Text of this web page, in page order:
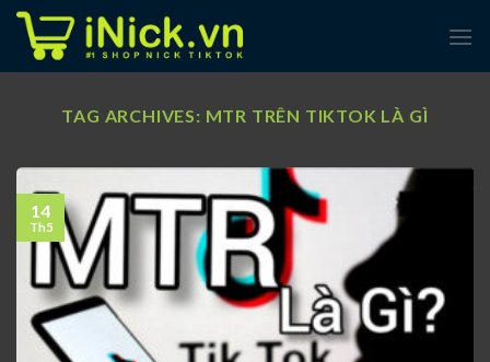
Skip
content
TAG ARCHIVES: MTR TRÊN TIKTOK LÀ GÌ
14
Th5